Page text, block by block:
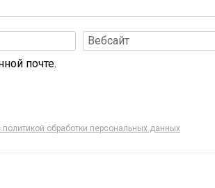
почте.
обработки персональных данных